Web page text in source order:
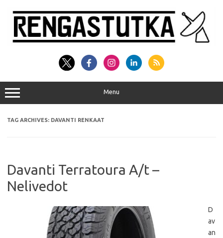
content
Menu
TAG ARCHIVES: DAVANTI RENKAAT
Davanti Terratoura A/t –
Nelivedot
D
av
an